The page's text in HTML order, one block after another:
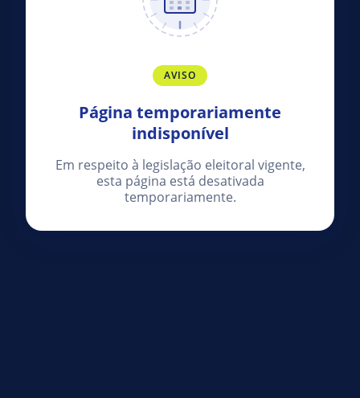
AVISO
Página temporariamente
indisponível
Em respeito à legislação eleitoral vigente,
esta página está desativada
temporariamente.